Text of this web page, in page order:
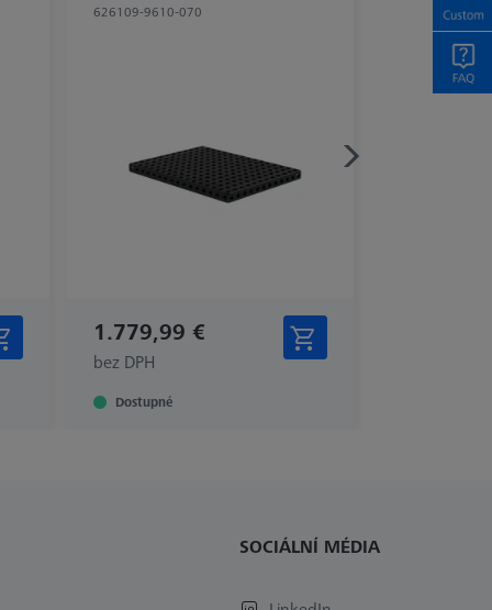
626109-9610-070
1.779,99 €
bez DPH
Dostupné
SOCIÁLNÍ MÉDIA